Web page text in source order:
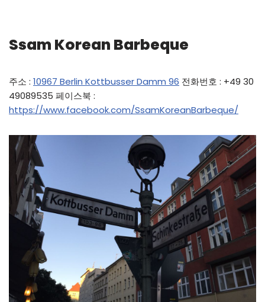
Ssam Korean Barbeque
주소 : 10967 Berlin Kottbusser Damm 96 전화번호 : +49 30
49089535 페이스북 :
https://www.facebook.com/SsamKoreanBarbeque/